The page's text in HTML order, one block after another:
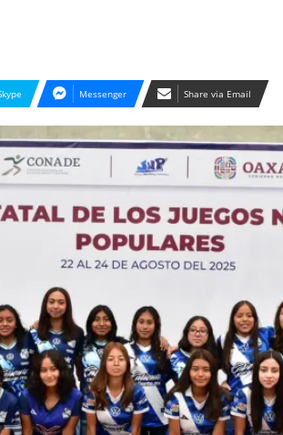
Messenger Share via Email